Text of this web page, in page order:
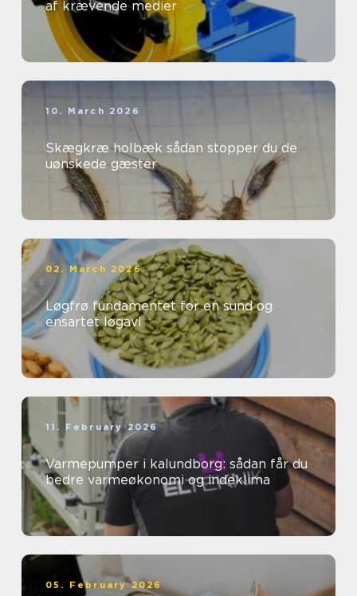
af krævende medier
10. March 2026
Skægkræ holbæk sådan stopper du de
uønskede gæster
02. March 2026
Løgfrø fundamentet for en sund og
ensartet løgavl
11. February 2026
Varmepumper i kalundborg: sådan får du
bedre varmeøkonomi og indeklima
05. February 2026